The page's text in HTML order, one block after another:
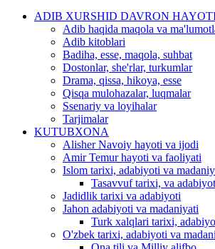
ADIB XURSHID DAVRON
Adib haqida maqola va
Adib kitoblari
Badiha, esse, maqola, suhbat
Dostonlar, she'rlar, turkumlar
Drama, qissa, hikoya, esse
Qisqa mulohazalar, luqmalar
Ssenariy va loyihalar
Tarjimalar
KUTUBXONA
Alisher Navoiy hayoti va ijodi
Amir Temur hayoti va faoliyati
Islom tarixi, adabiyoti va
Tasavvuf tarixi, va
Jadidlik tarixi va adabiyoti
Jahon adabiyoti va madaniyati
Turk xalqlari tarixi,
O'zbek tarixi, adabiyoti va